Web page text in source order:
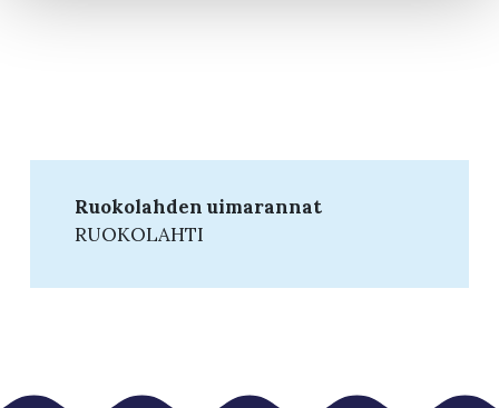
Ruokolahden uimarannat
RUOKOLAHTI